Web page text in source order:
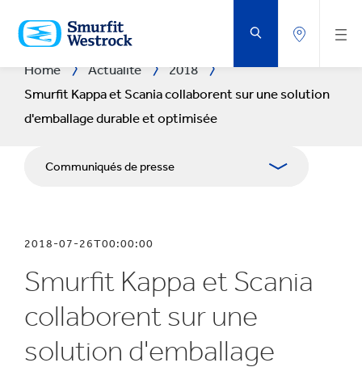
AU
CONTENU
PRINCIPAL
Home Actualité
2018
Smurfit Kappa et Scania collaborent sur une solution
d'emballage durable et optimisée
Communiqués de presse
Kit Media
2018-07-26T00:00:00
Smurfit Kappa et Scania
collaborent sur une
solution d'emballage